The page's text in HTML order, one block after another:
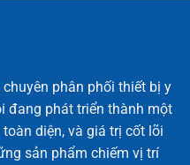
phân phối thiết bị y
đang phát triển thành một
diện, và giá trị cốt lõi
sản phẩm chiếm vị trí